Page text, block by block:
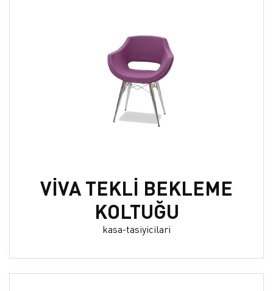
VİVA TEKLİ BEKLEME
KOLTUĞU
kasa-tasiyicilari